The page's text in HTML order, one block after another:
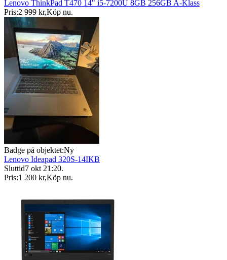
Lenovo ThinkPad T470 14" i5-7200U 8GB 256GB A-Klass
Pris:2 999 kr,Köp nu.
Badge på objektet:Ny
Lenovo Ideapad 320S-14IKB
Sluttid7 okt 21:20.
Pris:1 200 kr,Köp nu.